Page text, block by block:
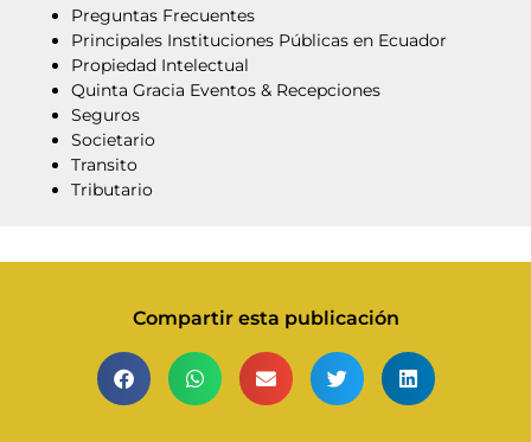
Preguntas Frecuentes
Principales Instituciones Públicas en Ecuador
Propiedad Intelectual
Quinta Gracia Eventos & Recepciones
Seguros
Societario
Transito
Tributario
Compartir esta publicación